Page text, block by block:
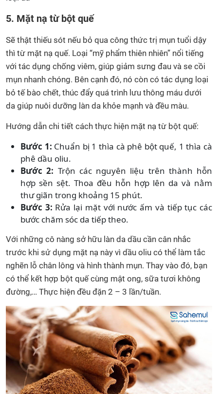
5. Mặt nạ từ bột quế
Sẽ thật thiếu sót nếu bỏ qua công thức trị mụn tuổi dậy
thì từ mặt nạ quế. Loại “mỹ phẩm thiên nhiên” nổi tiếng
với tác dụng chống viêm, giúp giảm sưng đau và se cồi
mụn nhanh chóng. Bên cạnh đó, nó còn có tác dụng loại
bỏ tế bào chết, thúc đẩy quá trình lưu thông máu dưới
da giúp nuôi dưỡng làn da khỏe mạnh và đều màu.
Hướng dẫn chi tiết cách thực hiện mặt nạ từ bột quế:
Bước 1: Chuẩn bị 1 thìa cà phê bột quế, 1 thìa cà
phê dầu oliu.
Bước 2: Trộn các nguyên liệu trên thành hỗn
hợp sền sệt. Thoa đều hỗn hợp lên da và nằm
thư giãn trong khoảng 15 phút.
Bước 3: Rửa lại mặt với nước ấm và tiếp tục các
bước chăm sóc da tiếp theo.
Với những cô nàng sở hữu làn da dầu cần cân nhắc
trước khi sử dụng mặt nạ này vì dầu oliu có thể làm tắc
nghẽn lỗ chân lông và hình thành mụn. Thay vào đó, bạn
có thể kết hợp bột quế cùng mật ong, sữa tươi không
đường,… Thực hiện đều đặn 2 – 3 lần/tuần.